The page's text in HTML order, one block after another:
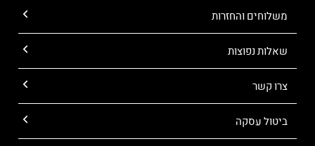
משלוחים והחזרות
שאלות נפוצות
צרו קשר
ביטול עסקה